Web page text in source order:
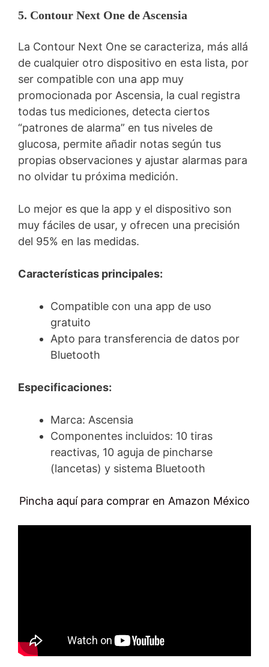
5. Contour Next One de Ascensia
La Contour Next One se caracteriza, más allá
de cualquier otro dispositivo en esta lista, por
ser compatible con una app muy
promocionada por Ascensia, la cual registra
todas tus mediciones, detecta ciertos
“patrones de alarma” en tus niveles de
glucosa, permite añadir notas según tus
propias observaciones y ajustar alarmas para
no olvidar tu próxima medición.
Lo mejor es que la app y el dispositivo son
muy fáciles de usar, y ofrecen una precisión
del 95% en las medidas.
Características principales:
Compatible con una app de uso
gratuito
Apto para transferencia de datos por
Bluetooth
Especificaciones:
Marca: Ascensia
Componentes incluidos: 10 tiras
reactivas, 10 aguja de pincharse
(lancetas) y sistema Bluetooth
Pincha aquí para comprar en Amazon México